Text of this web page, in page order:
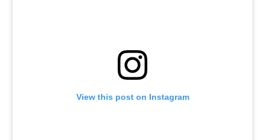
View this post on Instagram